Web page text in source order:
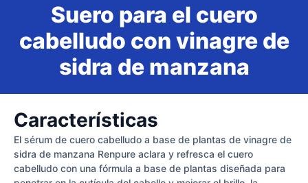
Suero para el cuero
cabelludo con vinagre de
sidra de manzana
Características
El sérum de cuero cabelludo a base de plantas de vinagre de
sidra de manzana Renpure aclara y refresca el cuero
cabelludo con una fórmula a base de plantas diseñada para